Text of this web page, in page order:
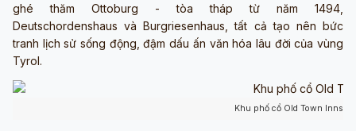
ghé thăm Ottoburg - tòa tháp từ năm 1494,
Deutschordenshaus và Burgriesenhaus, tất cả tạo nên bức
tranh lịch sử sống động, đậm dấu ấn văn hóa lâu đời của vùng
Tyrol.
Khu phố cổ Old Town